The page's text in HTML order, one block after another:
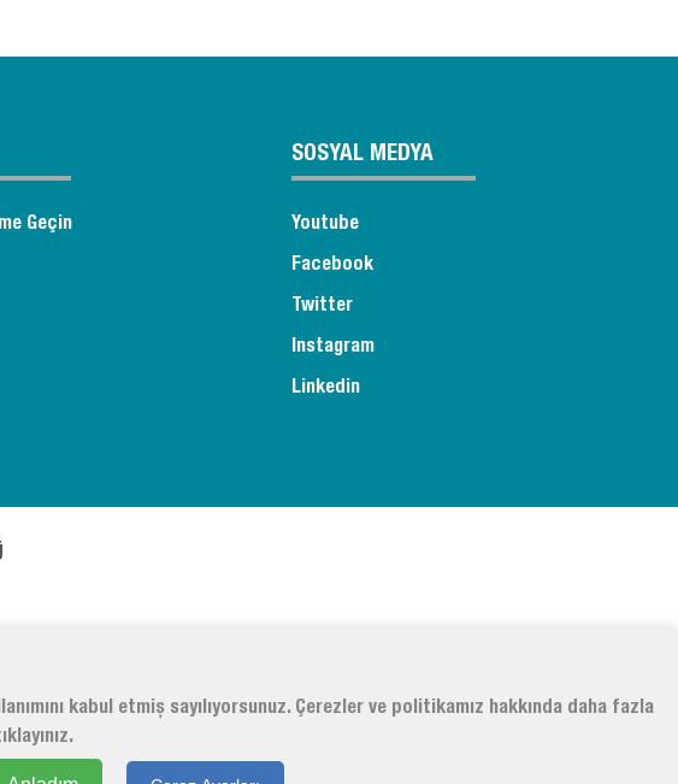
Geçin
SOSYAL MEDYA
Youtube
Facebook
Twitter
Instagram
Linkedin
kabul etmiş sayılıyorsunuz. Çerezler ve politikamız hakkında daha fazla